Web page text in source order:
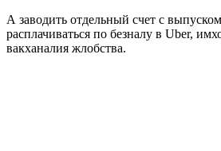
А заводить отдельный счет с
расплачиваться по безналу в Uber,
вакханалия жлобства.